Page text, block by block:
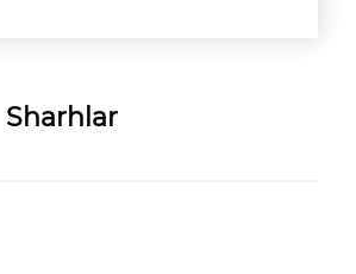
Sharhlar